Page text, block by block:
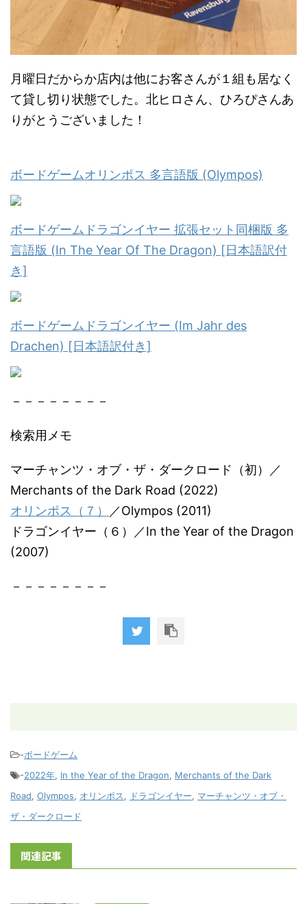
月曜日だからか店内は他にお客さんが１組も居なく
て貸し切り状態でした。北ヒロさん、ひろぴさんあ
りがとうございました！
ボードゲームオリンポス 多言語版 (Olympos)
ボードゲームドラゴンイヤー 拡張セット同梱版 多
言語版 (In The Year Of The Dragon) [日本語訳付
き]
ボードゲームドラゴンイヤー (Im Jahr des
Drachen) [日本語訳付き]
－－－－－－－－
検索用メモ
マーチャンツ・オブ・ザ・ダークロード（初）／
Merchants of the Dark Road (2022)
オリンポス（７）
／Olympos (2011)
ドラゴンイヤー（６）／In the Year of the Dragon
(2007)
－－－－－－－－
-ボードゲーム
-2022年, In the Year of the Dragon, Merchants of the Dark
Road, Olympos, オリンポス, ドラゴンイヤー, マーチャンツ・オブ・
ザ・ダークロード
関連記事